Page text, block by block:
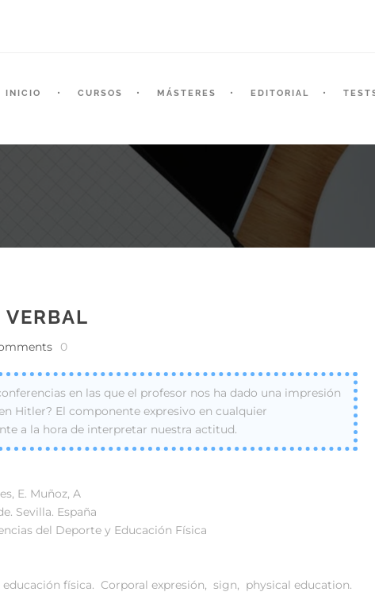
INICIO CURSOS MÁSTERES EDITORIAL
0
en las que el profesor nos ha dado una impresión
Hitler? El componente expresivo en cualquier
a la hora de interpretar nuestra actitud.
E. Muñoz, A
Sevilla. España
del Deporte y Educación Física
educación física. Corporal expresión, sign, physical education.